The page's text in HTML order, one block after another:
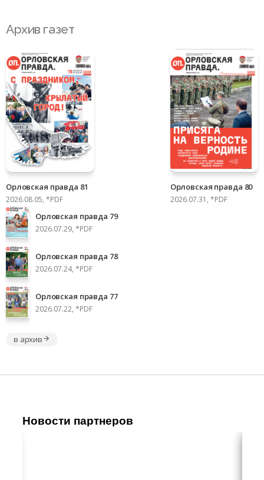
Архив газет
Орловская правда 81
2026.08.05, *PDF
Орловская правда 80
2026.07.31, *PDF
Орловская правда 79
2026.07.29, *PDF
Орловская правда 78
2026.07.24, *PDF
Орловская правда 77
2026.07.22, *PDF
в архив
Новости партнеров